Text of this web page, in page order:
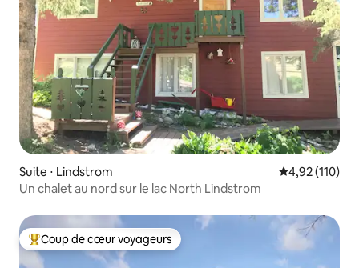
Suite ⋅ Lindstrom Évaluation
4,92 (110)
Un chalet au nord sur le lac North Lindstrom
Coups de cœur voyageurs les plus appréciés
Coup de cœur voyageurs